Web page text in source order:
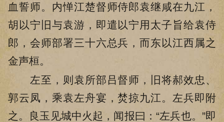
血誓师。内惮江楚督师侍郎袁继咸在九江，
胡以宁旧与袁游，即遣以宁用太子旨给袁侍
郎，会师部署三十六总兵，而东以江西属之
金声桓。
左至，则袁所部吕督师，旧将郝效忠、
郭云凤，乘袁左舟宴，焚掠九江。左兵即附
之。良玉见城中火起，闻报曰：“左兵也。”即